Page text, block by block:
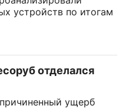
устройств по итогам
отделался
ущерб